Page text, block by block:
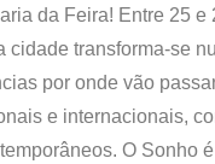
da Feira! Entre 25 e
cidade transforma-se
por onde vão
e internacionais,
O Sonho